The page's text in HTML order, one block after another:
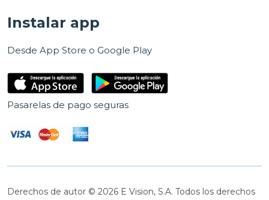
Instalar app
Desde App Store o Google Play
Pasarelas de pago seguras
Derechos de autor © 2026 E Vision, S.A. Todos los derechos